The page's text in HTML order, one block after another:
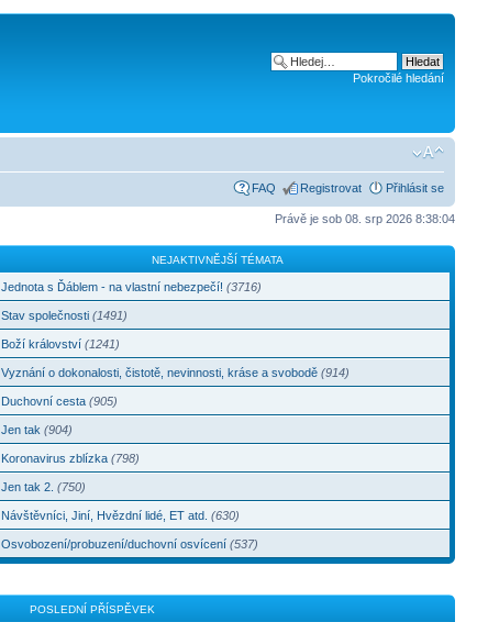
Pokročilé hledání
FAQ Registrovat Přihlásit se
Právě je sob 08. srp 2026 8:38:04
NEJAKTIVNĚJŠÍ TÉMATA
Jednota s Ďáblem - na vlastní nebezpečí! (3716)
Stav společnosti (1491)
Boží království (1241)
Vyznání o dokonalosti, čistotě, nevinnosti, kráse a svobodě (914)
Duchovní cesta (905)
Jen tak (904)
Koronavirus zblízka (798)
Jen tak 2. (750)
Návštěvníci, Jiní, Hvězdní lidé, ET atd. (630)
Osvobození/probuzení/duchovní osvícení (537)
POSLEDNÍ PŘÍSPĚVEK